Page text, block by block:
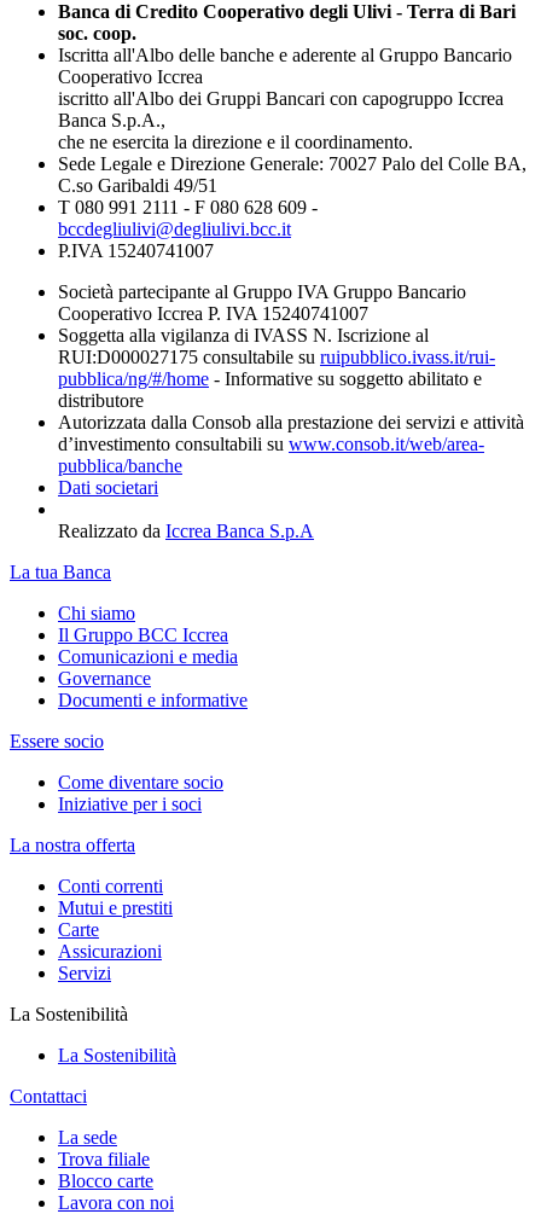
Banca di Credito Cooperativo degli Ulivi - Terra di Bari
soc. coop.
Iscritta all'Albo delle banche e aderente al Gruppo Bancario
Cooperativo Iccrea
iscritto all'Albo dei Gruppi Bancari con capogruppo Iccrea
Banca S.p.A.,
che ne esercita la direzione e il coordinamento.
Sede Legale e Direzione Generale: 70027 Palo del Colle BA,
C.so Garibaldi 49/51
T 080 991 2111 - F 080 628 609 -
bccdegliulivi@degliulivi.bcc.it
P.IVA 15240741007
Società partecipante al Gruppo IVA Gruppo Bancario
Cooperativo Iccrea P. IVA 15240741007
Soggetta alla vigilanza di IVASS N. Iscrizione al
RUI:D000027175 consultabile su ruipubblico.ivass.it/rui-
pubblica/ng/#/home - Informative su soggetto abilitato e
distributore
Autorizzata dalla Consob alla prestazione dei servizi e attività
d’investimento consultabili su www.consob.it/web/area-
pubblica/banche
Dati societari
Realizzato da Iccrea Banca S.p.A
La tua Banca
Chi siamo
Il Gruppo BCC Iccrea
Comunicazioni e media
Governance
Documenti e informative
Essere socio
Come diventare socio
Iniziative per i soci
La nostra offerta
Conti correnti
Mutui e prestiti
Carte
Assicurazioni
Servizi
La Sostenibilità
La Sostenibilità
Contattaci
La sede
Trova filiale
Blocco carte
Lavora con noi